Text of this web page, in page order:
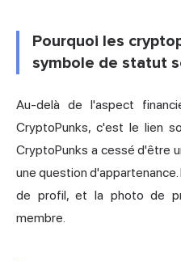
Pourquoi les
symbole de statut
Au-delà de l'aspect
CryptoPunks, c'est le lien
CryptoPunks a cessé d'être
une question
de profil, et la photo de
membre.